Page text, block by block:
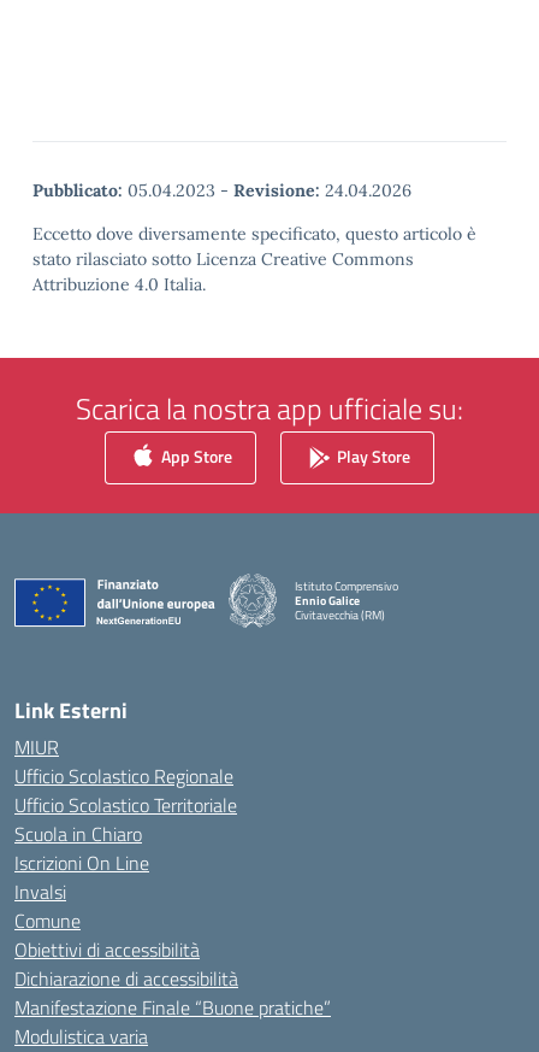
Pubblicato: 05.04.2023 - Revisione: 24.04.2026
Eccetto dove diversamente specificato, questo articolo è
stato rilasciato sotto Licenza Creative Commons
Attribuzione 4.0 Italia.
Scarica la nostra app ufficiale su:
App Store Play Store
Istituto Comprensivo
Ennio Galice
Civitavecchia (RM)
Link Esterni
MIUR
Ufficio Scolastico Regionale
Ufficio Scolastico Territoriale
Scuola in Chiaro
Iscrizioni On Line
Invalsi
Comune
Obiettivi di accessibilità
Dichiarazione di accessibilità
Manifestazione Finale “Buone pratiche”
Modulistica varia